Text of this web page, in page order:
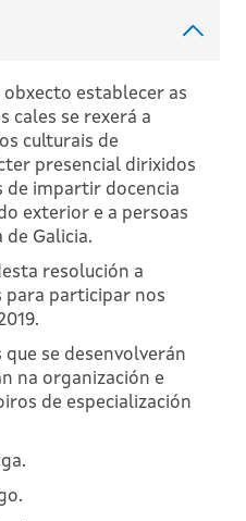
establecer as
cales se rexerá a
culturais de
presencial dirixidos
de impartir docencia
exterior e a persoas
Galicia.
resolución a
para participar nos
se desenvolverán
na organización e
de especialización